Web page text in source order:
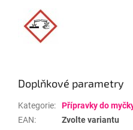
Doplňkové parametry
Kategorie:
Přípravky do
EAN: Zvolte variantu